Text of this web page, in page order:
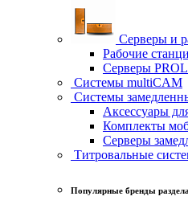
Серверы и
Рабочие
Серверы
Системы multiCAM
Системы
Аксессуары
Комплекты
Серверы
Титровальные
Популярные бренды раздела